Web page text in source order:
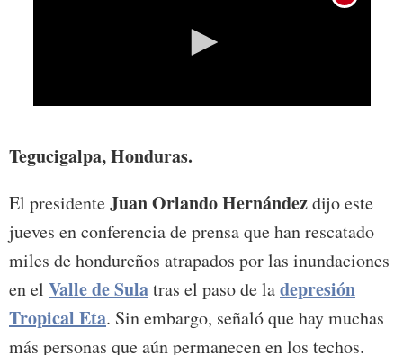
Tegucigalpa, Honduras.
El presidenteJuan Orlando Hernándezdijo este
jueves en conferencia de prensa que han rescatado
miles de hondureños atrapados por las inundaciones
en el Valle de Sulatras el paso de ladepresión
Tropical Eta. Sin embargo, señaló que hay muchas
más personas que aún permanecen en los techos.